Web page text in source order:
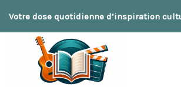
Votre dose quotidienne d’inspiration